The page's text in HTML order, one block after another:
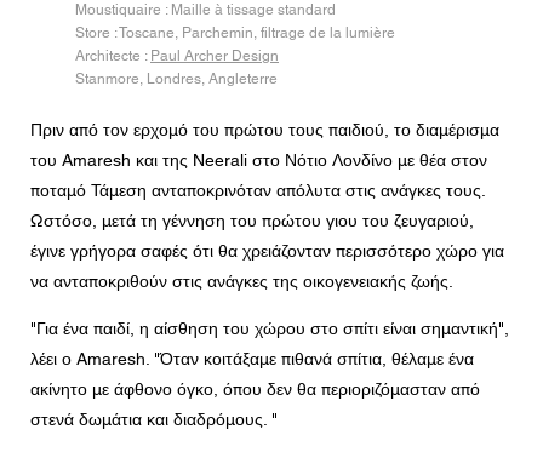
Moustiquaire : Maille à tissage standard
Store : Toscane, Parchemin, filtrage de la lumière
Architecte : Paul Archer Design
Stanmore, Londres, Angleterre
Πριν από τον ερχομό του πρώτου τους παιδιού, το διαμέρισμα
του Amaresh και της Neerali στο Νότιο Λονδίνο με θέα στον
ποταμό Τάμεση ανταποκρινόταν απόλυτα στις ανάγκες τους.
Ωστόσο, μετά τη γέννηση του πρώτου γιου του ζευγαριού,
έγινε γρήγορα σαφές ότι θα χρειάζονταν περισσότερο χώρο για
να ανταποκριθούν στις ανάγκες της οικογενειακής ζωής.
"Για ένα παιδί, η αίσθηση του χώρου στο σπίτι είναι σημαντική",
λέει ο Amaresh. "Όταν κοιτάξαμε πιθανά σπίτια, θέλαμε ένα
ακίνητο με άφθονο όγκο, όπου δεν θα περιοριζόμασταν από
στενά δωμάτια και διαδρόμους. "
δεδομένων στα παραπάνω πεδία της φόρμας στον
υπάλληλο της Centor, ο οποίος θα επικοινωνήσει μαζί μου
Η χρήση των προσωπικών σας δεδομένων θα είναι
σύμφωνη με όλες τις οδηγίες προστασίας δεδομένων.